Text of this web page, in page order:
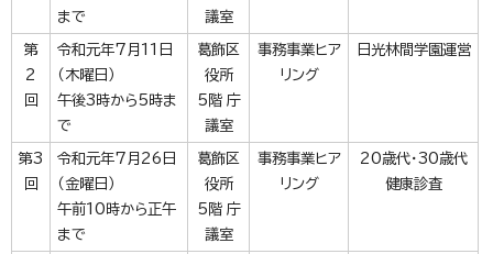
まで
議室
第
2
回
令和元年7月11日
（木曜日）
午後3時から5時ま
で
葛飾区
役所
5階 庁
議室
事務事業ヒア
リング
日光林間学園運営
第3
回
令和元年7月26日
（金曜日）
午前10時から正午
まで
葛飾区
役所
5階 庁
議室
事務事業ヒア
リング
20歳代・30歳代
健康診査